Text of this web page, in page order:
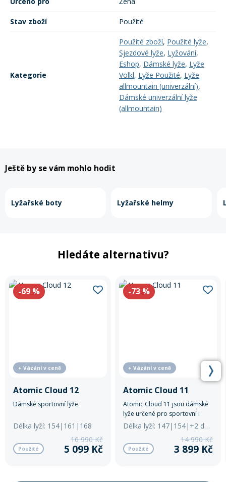
Rukavice na kolo
Stav zboží Použité
Kategorie
Použité zboží, Použité lyže,
Sjezdové lyže, Lyžování,
Eshop, Dámské lyže, Lyže
Völkl, Lyže Použité, Lyže
allmountain (univerzální),
Dámské univerzální lyže
(allmountain)
Ještě by se vám mohlo hodit
Lyžařské boty Lyžařské helmy
Hledáte alternativu?
-69 %
+ Vázání v ceně
Atomic Cloud 12
Dámské sportovní lyže.
Délka lyží: 154|161|168
Použité
16 990 Kč
5 099 Kč
-73 %
+ Vázání v ceně
Atomic Cloud 11
Atomic Cloud 11 jsou dámské
lyže určené pro sportovní i
rekreační lyžařky.
Délka lyží: 147|154|+2 další
Použité
14 990 Kč
3 899 Kč